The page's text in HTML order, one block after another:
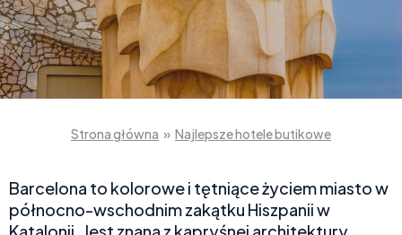
Strona główna » Najlepsze hotele butikowe
Barcelona to kolorowe i tętniące życiem miasto w
północno-wschodnim zakątku Hiszpanii w